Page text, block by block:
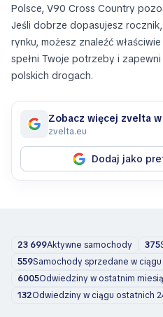
Polsce, V90 Cross Country
Jeśli dobrze dopasujesz
rynku, możesz znaleźć
spełni Twoje potrzeby i
polskich drogach.
Zobacz więcej zvelta
zvelta.eu
Dodaj jako
23 699Aktywne samochody 375
559Samochody sprzedane w
6005Odwiedziny w ostatnim
132Odwiedziny w ciągu ostatnich